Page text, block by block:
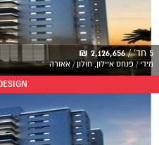
5 חד' / 2,126,656 ₪
מידי / פנחס איילון, חולון / אאורה